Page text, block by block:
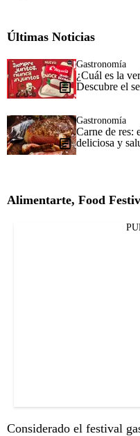
Últimas Noticias
Gastronomía
¿Cuál es la
Descubre el
Gastronomía
Carne de res:
deliciosa y
Alimentarte, Food
Considerado el festival